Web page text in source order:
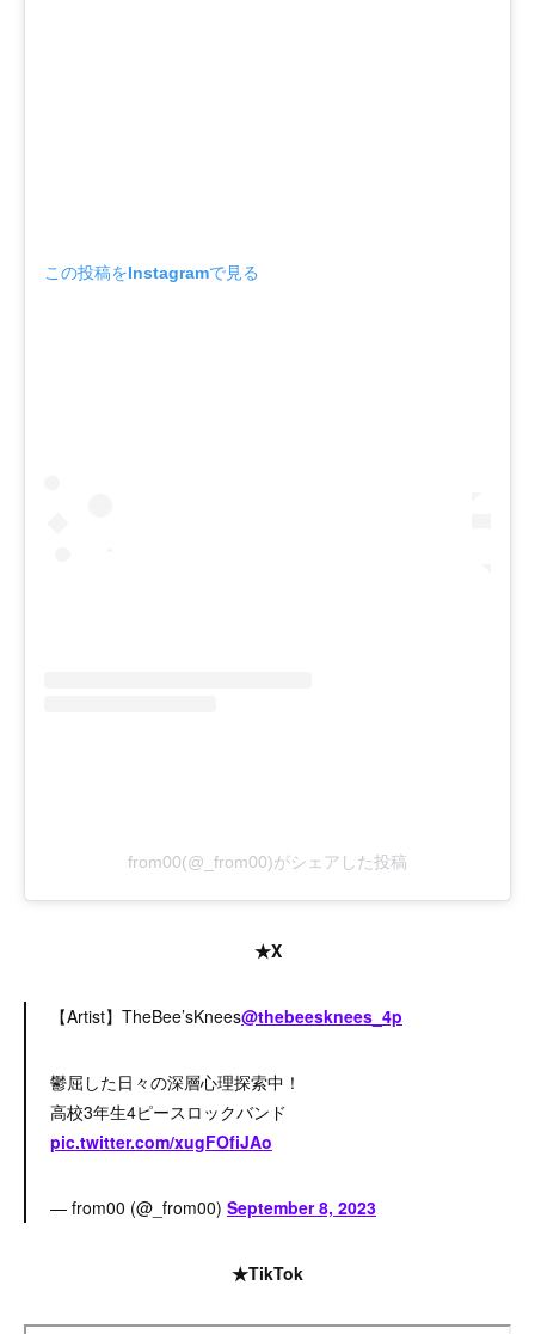
この投稿をInstagramで見る
from00(@_from00)がシェアした投稿
★X
【Artist】TheBee’sKnees@thebeesknees_4p
鬱屈した日々の深層心理探索中！
高校3年生4ピースロックバンド
pic.twitter.com/xugFOfiJAo
— from00 (@_from00) September 8, 2023
★TikTok